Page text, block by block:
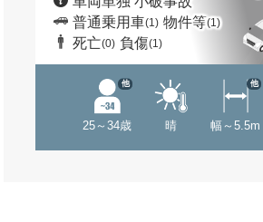
普通乗用車(1) 物件等(1)
死亡(0) 負傷(1)
25～34歳
他
晴 幅～5.5m
他